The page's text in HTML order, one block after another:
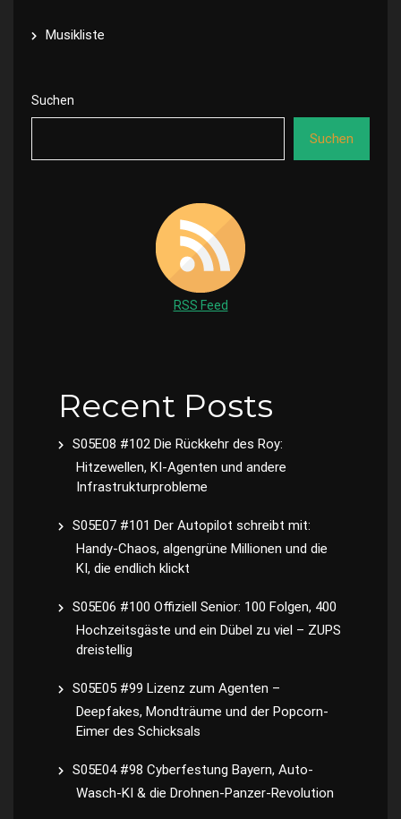
Musikliste
Suchen
Suchen
RSS Feed
Recent Posts
S05E08 #102 Die Rückkehr des Roy:
Hitzewellen, KI-Agenten und andere
Infrastrukturprobleme
S05E07 #101 Der Autopilot schreibt mit:
Handy-Chaos, algengrüne Millionen und die
KI, die endlich klickt
S05E06 #100 Offiziell Senior: 100 Folgen, 400
Hochzeitsgäste und ein Dübel zu viel – ZUPS
dreistellig
S05E05 #99 Lizenz zum Agenten –
Deepfakes, Mondträume und der Popcorn-
Eimer des Schicksals
S05E04 #98 Cyberfestung Bayern, Auto-
Wasch-KI & die Drohnen-Panzer-Revolution